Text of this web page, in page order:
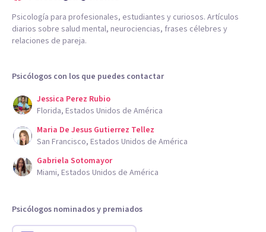
Psicología para profesionales, estudiantes y curiosos. Artículos
diarios sobre salud mental, neurociencias, frases célebres y
relaciones de pareja.
Psicólogos con los que puedes contactar
Jessica Perez Rubio
Florida, Estados Unidos de América
Maria De Jesus Gutierrez Tellez
San Francisco, Estados Unidos de América
Gabriela Sotomayor
Miami, Estados Unidos de América
Psicólogos nominados y premiados